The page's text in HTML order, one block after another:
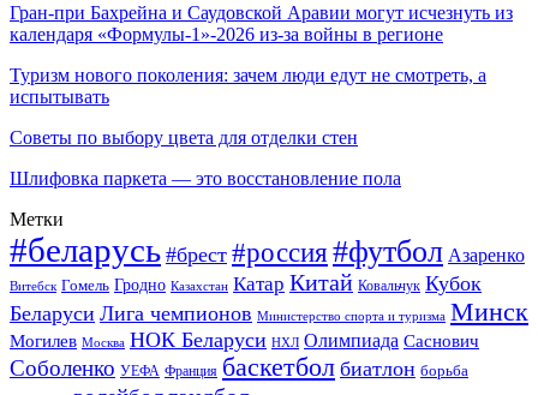
Гран-при Бахрейна и Саудовской Аравии могут исчезнуть из
календаря «Формулы-1»-2026 из-за войны в регионе
Туризм нового поколения: зачем люди едут не смотреть, а
испытывать
Советы по выбору цвета для отделки стен
Шлифовка паркета — это восстановление пола
Метки
#беларусь #брест #россия#футбол Азаренко
Витебск Гомель Гродно Казахстан Катар Китай Ковальчук Кубок
Беларуси Лига чемпионов Министерство спорта и туризма Минск
Могилев Москва НОК Беларуси НХЛ Олимпиада Саснович
Соболенко УЕФА Франция баскетбол биатлон борьба